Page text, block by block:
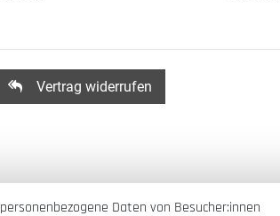
Vertrag widerrufen
Daten von Besucher:innen